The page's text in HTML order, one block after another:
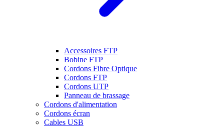
Accessoires FTP
Bobine FTP
Cordons Fibre Optique
Cordons FTP
Cordons UTP
Panneau de brassage
Cordons d'alimentation
Cordons écran
Cables USB